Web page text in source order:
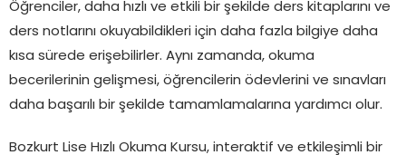
Öğrenciler, daha hızlı ve etkili bir şekilde ders kitaplarını ve
ders notlarını okuyabildikleri için daha fazla bilgiye daha
kısa sürede erişebilirler. Aynı zamanda, okuma
becerilerinin gelişmesi, öğrencilerin ödevlerini ve sınavları
daha başarılı bir şekilde tamamlamalarına yardımcı olur.
Bozkurt Lise Hızlı Okuma Kursu, interaktif ve etkileşimli bir